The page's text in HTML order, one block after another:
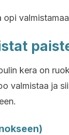
opi
kera on
valmistaa ja